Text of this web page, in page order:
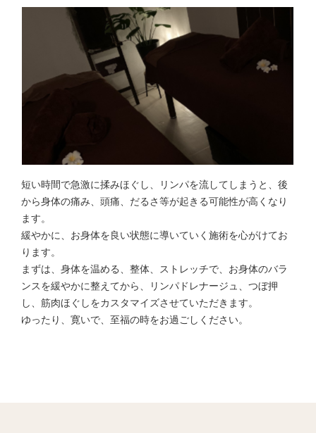
短い時間で急激に揉みほぐし、リンパを流してしまうと、後
から身体の痛み、頭痛、だるさ等が起きる可能性が高くなり
ます。
緩やかに、お身体を良い状態に導いていく施術を心がけてお
ります。
まずは、身体を温める、整体、ストレッチで、お身体のバラ
ンスを緩やかに整えてから、リンパドレナージュ、つぼ押
し、筋肉ほぐしをカスタマイズさせていただきます。
ゆったり、寛いで、至福の時をお過ごしください。